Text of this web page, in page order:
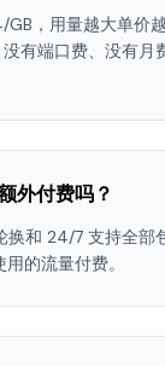
，用量越大单价
有端口费、没有月
外付费吗？
换和 24/7 支持全部
的流量付费。